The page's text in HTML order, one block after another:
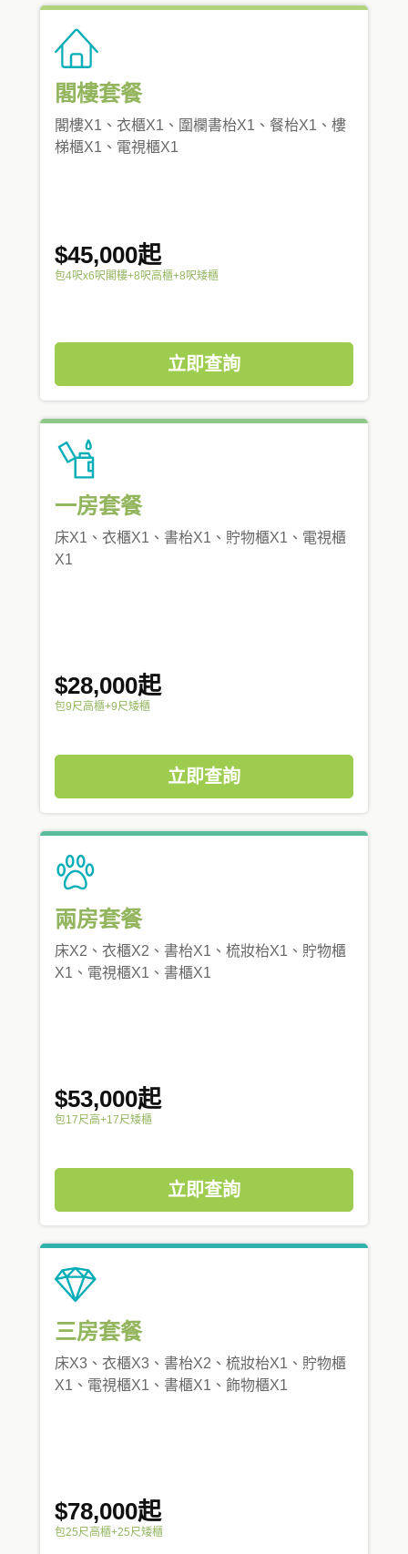
閣樓套餐
閣樓X1、衣櫃X1、圍欄書枱X1、餐枱X1、樓
梯櫃X1、電視櫃X1
$45,000起
包4呎x6呎閣樓+8呎高櫃+8呎矮櫃
立即查詢
一房套餐
床X1、衣櫃X1、書枱X1、貯物櫃X1、電視櫃
X1
$28,000起
包9尺高櫃+9尺矮櫃
立即查詢
兩房套餐
床X2、衣櫃X2、書枱X1、梳妝枱X1、貯物櫃
X1、電視櫃X1、書櫃X1
$53,000起
包17尺高+17尺矮櫃
立即查詢
三房套餐
床X3、衣櫃X3、書枱X2、梳妝枱X1、貯物櫃
X1、電視櫃X1、書櫃X1、飾物櫃X1
$78,000起
包25尺高櫃+25尺矮櫃